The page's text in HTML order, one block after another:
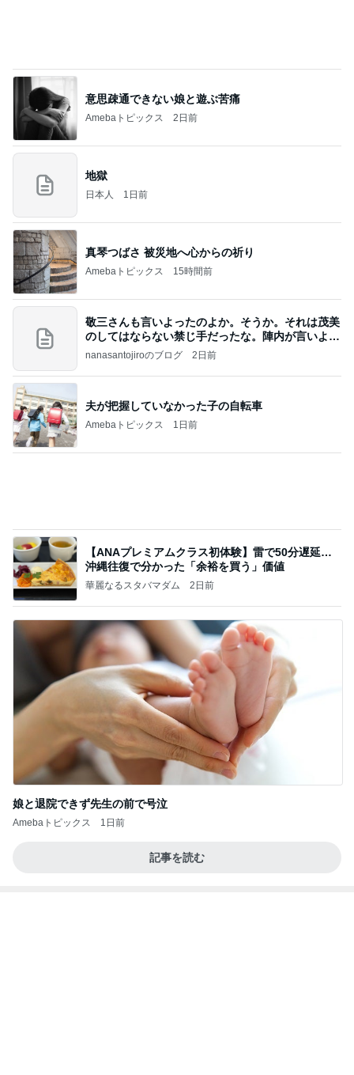
意思疎通できない娘と遊ぶ苦痛
Amebaトピックス 2日前
地獄
日本人 1日前
真琴つばさ 被災地へ心からの祈り
Amebaトピックス 15時間前
敬三さんも言いよったのよか。そうか。それは茂美
のしてはならない禁じ手だったな。陣内が言いよる
のよ
nanasantojiroのブログ 2日前
夫が把握していなかった子の自転車
Amebaトピックス 1日前
【ANAプレミアムクラス初体験】雷で50分遅延…
沖縄往復で分かった「余裕を買う」価値
華麗なるスタバマダム 2日前
娘と退院できず先生の前で号泣
Amebaトピックス 1日前
記事を読む